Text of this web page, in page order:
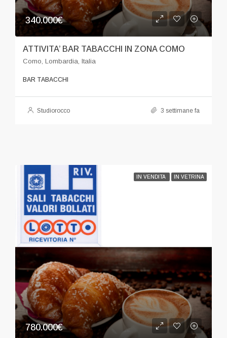
340.000€
ATTIVITA’ BAR TABACCHI IN ZONA COMO
Como, Lombardia, Italia
BAR TABACCHI
Studiorocco 3 settimane fa
IN VENDITA IN VETRINA
780.000€